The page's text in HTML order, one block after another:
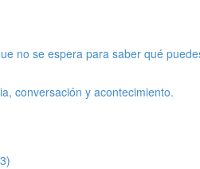
no se espera para saber qué
conversación y acontecimiento.